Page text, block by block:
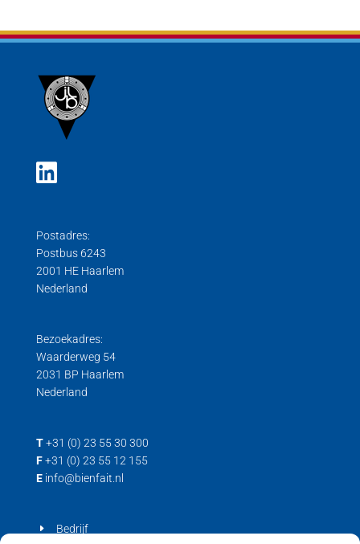
Postadres:
Postbus 6243
2001 HE Haarlem
Nederland
Bezoekadres:
Waarderweg 54
2031 BP Haarlem
Nederland
T +31 (0) 23 55 30 300
F +31 (0) 23 55 12 155
E info@bienfait.nl
Bedrijf